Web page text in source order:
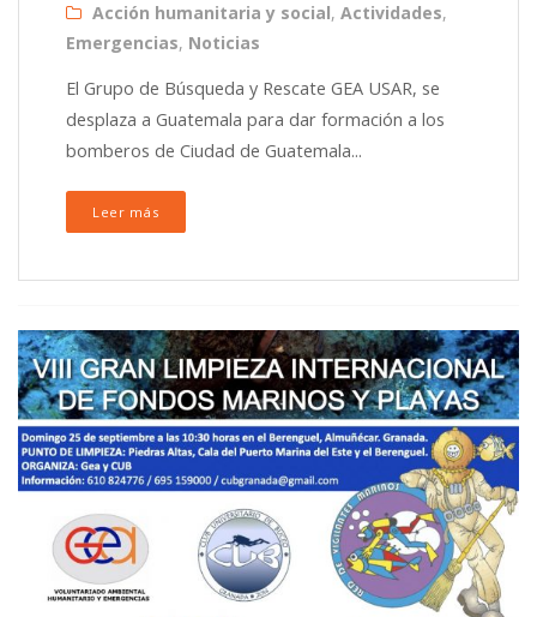
Acción humanitaria y social, Actividades,
Emergencias, Noticias
El Grupo de Búsqueda y Rescate GEA USAR, se
desplaza a Guatemala para dar formación a los
bomberos de Ciudad de Guatemala...
Leer más